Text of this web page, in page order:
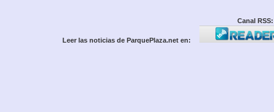
Canal RSS:
Leer las noticias de ParquePlaza.net en: